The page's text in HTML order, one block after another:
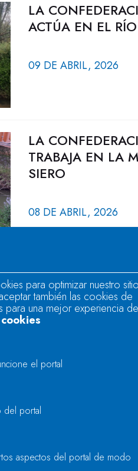
LA
ACTÚA EN EL
09 DE ABRIL, 2026
LA
TRABAJA EN LA
SIERO
08 DE ABRIL, 2026
LA
MEJORA LA
FONSAGRADA
EL CICLO
para optimizar nuestro sitio
también las cookies de
para una mejor experiencia de
el portal
del portal
aspectos del portal de modo